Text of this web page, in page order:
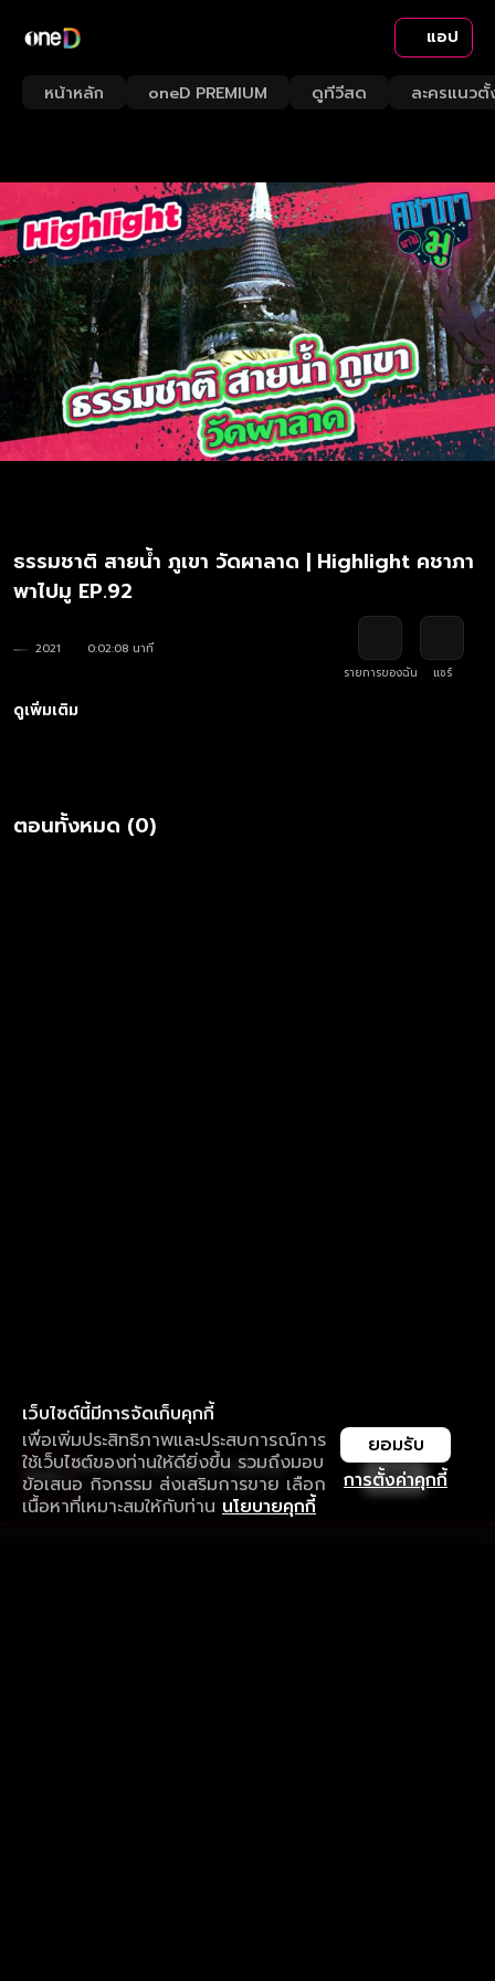
แอป
หน้าหลัก oneD PREMIUM ดูทีวีสด ละครแนวตั้
ธรรมชาติ สายน้ำ ภูเขา วัดผาลาด | Highlight คชาภา
พาไปมู EP.92
2021
0:02:08 นาที
รายการของฉัน
แชร์
ดูเพิ่มเติม
ตอนทั้งหมด (0)
เว็บไซต์นี้มีการจัดเก็บคุกกี้
เพื่อเพิ่มประสิทธิภาพและประสบการณ์การ
ใช้เว็บไซต์ของท่านให้ดียิ่งขึ้น รวมถึงมอบ
ข้อเสนอ กิจกรรม ส่งเสริมการขาย เลือก
เนื้อหาที่เหมาะสมให้กับท่าน นโยบายคุกกี้
การตั้งค่าคุกกี้
ยอมรับ
ใช้งานแอป ลื่นไหลกว่า ไม่มีสะดุด
ดาวน์โหลดแอปเพื่อการรับชมที่ดีกว่า เปิด